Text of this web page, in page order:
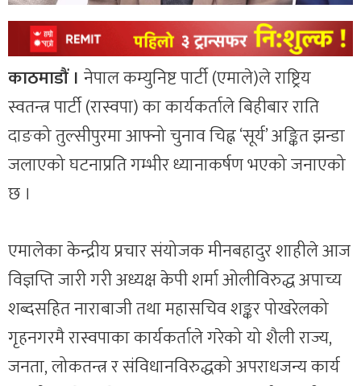
काठमाडौं । नेपाल कम्युनिष्ट पार्टी (एमाले)ले राष्ट्रिय
स्वतन्त्र पार्टी (रास्वपा) का कार्यकर्ताले बिहीबार राति
दाङको तुल्सीपुरमा आफ्नो चुनाव चिह्न ‘सूर्य’ अङ्कित झन्डा
जलाएको घटनाप्रति गम्भीर ध्यानाकर्षण भएको जनाएको
छ ।
एमालेका केन्द्रीय प्रचार संयोजक मीनबहादुर शाहीले आज
विज्ञप्ति जारी गरी अध्यक्ष केपी शर्मा ओलीविरुद्ध अपाच्य
शब्दसहित नाराबाजी तथा महासचिव शङ्कर पोखरेलको
गृहनगरमै रास्वपाका कार्यकर्ताले गरेको यो शैली राज्य,
जनता, लोकतन्त्र र संविधानविरुद्धको अपराधजन्य कार्य